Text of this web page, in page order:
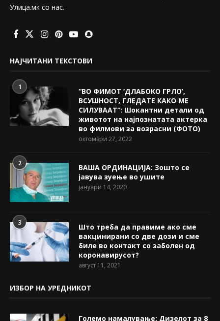
Улица.мк со нас.
НАЈЧИТАНИ ТЕКСТОВИ
1
“ВО ФИМОТ ‘ДЛАБОКО ГРЛО’,
ВСУШНОСТ, ГЛЕДАТЕ КАКО МЕ
СИЛУВААТ“: Шокантни детали од
животот на најпознатата актерка
во филмови за возрасни (ФОТО)
октомври 27, 2022
2
ВАША ОРДИНАЦИЈА: Зошто се
јавува зуење во ушите
јануари 14, 2020
3
Што треба да правиме ако сме
вакцинирани со две дози и сме
биле во контакт со заболен од
коронавирусот?
август 11, 2021
ИЗБОР НА УРЕДНИКОТ
Големо намалување: Дизелот за 8